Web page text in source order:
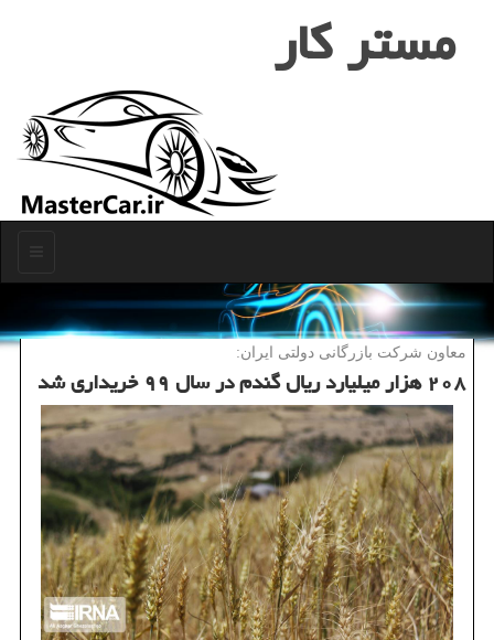
مستر كار
معاون شركت بازرگانی دولتی ایران:
۲۰۸ هزار میلیارد ریال گندم در سال ۹۹ خریداری شد